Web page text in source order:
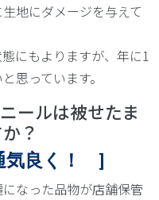
地にダメージを与えて
にもよりますが、年に1
思っています。
ールは被せたま
？
気良く！ ]
なった品物が店舗保管